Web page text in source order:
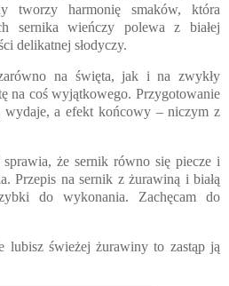
tworzy harmonię smaków, która
sernika wieńczy polewa z białej
delikatnej słodyczy.
na święta, jak i na zwykły
na coś wyjątkowego. Przygotowanie
wydaje, a efekt końcowy – niczym z
że sernik równo się piecze i
Przepis na sernik z żurawiną i białą
do wykonania. Zachęcam do
lubisz świeżej żurawiny to zastąp ją